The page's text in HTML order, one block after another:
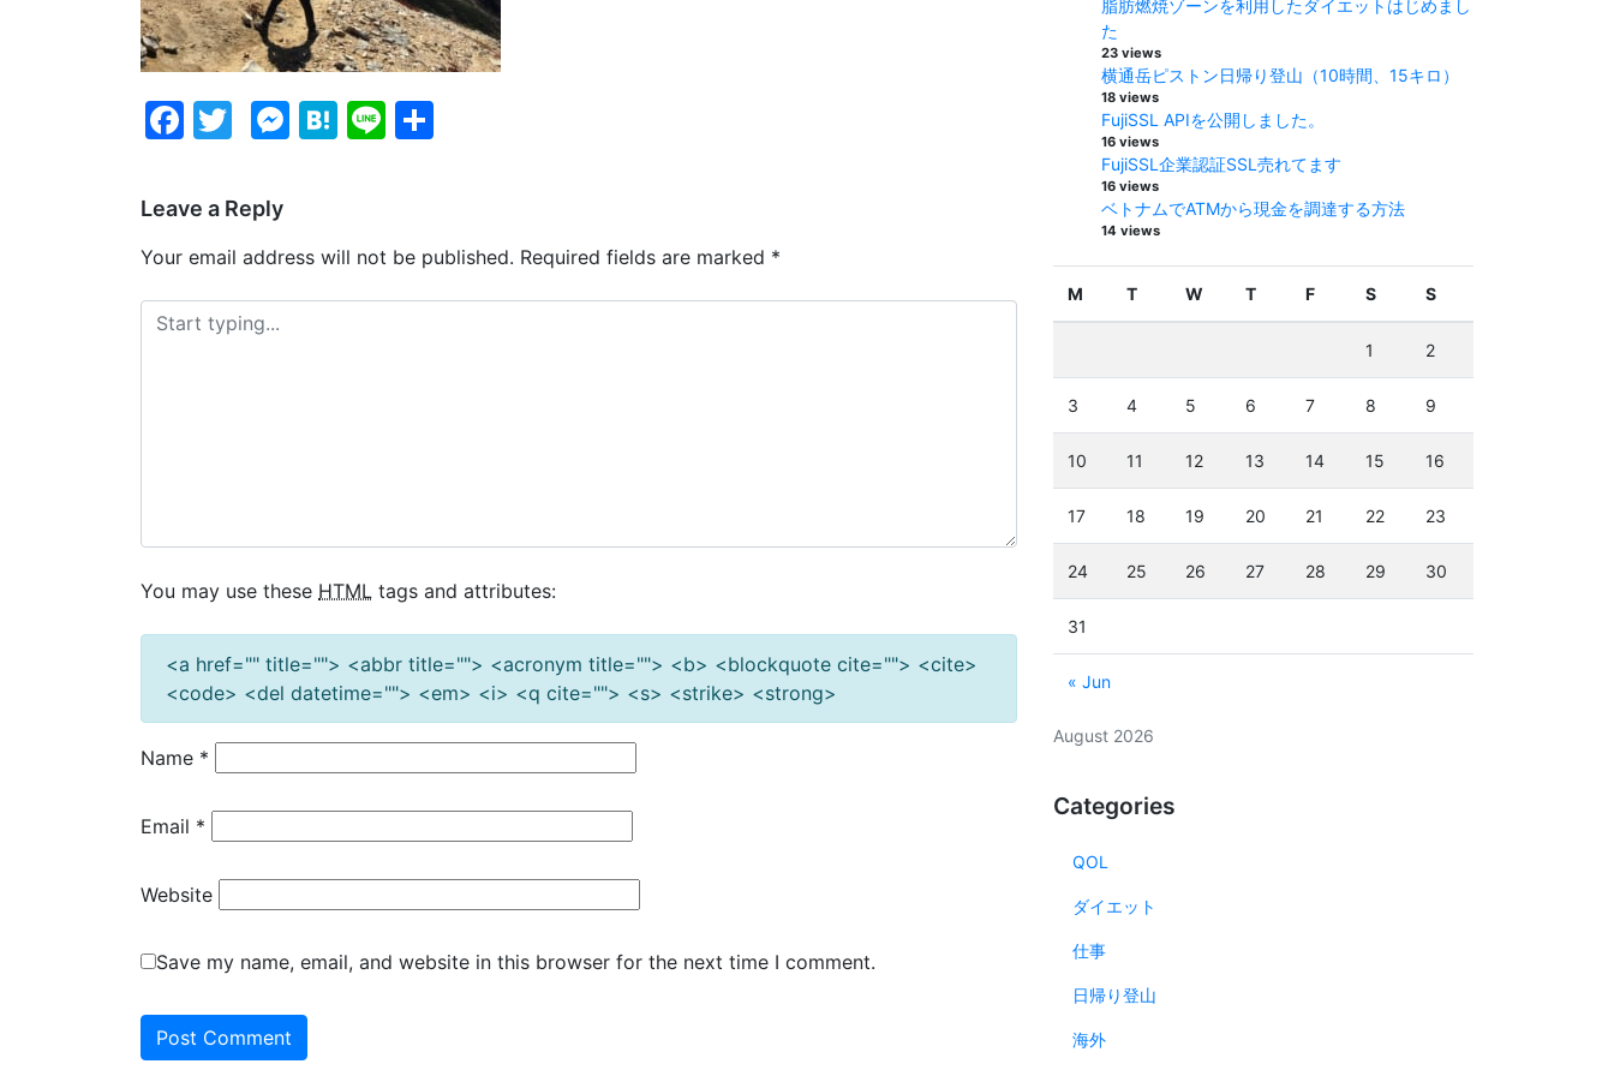
Facebook
Twitter
Messenger
Hatena
Line
Leave a Reply
Your email address will not be published. Required fields are marked *
You may use these HTML tags and attributes:
<a href="" title=""> <abbr title=""> <acronym title=""> <b> <blockquote cite=""> <cite>
<code> <del datetime=""> <em> <i> <q cite=""> <s> <strike> <strong>
Name *
Email *
Website
Save my name, email, and website in this browser for the next time I comment.
脂肪燃焼ゾーンを利用したダイエットはじめまし
た
23 views
横通岳ピストン日帰り登山（10時間、15キロ）
18 views
FujiSSL APIを公開しました。
16 views
FujiSSL企業認証SSL売れてます
16 views
ベトナムでATMから現金を調達する方法
14 views
August 2026
M T W T F S S
« Jun
1 2
3 4 5 6 7 8 9
10 11 12 13 14 15 16
17 18 19 20 21 22 23
24 25 26 27 28 29 30
31
Categories
QOL
ダイエット
仕事
日帰り登山
海外